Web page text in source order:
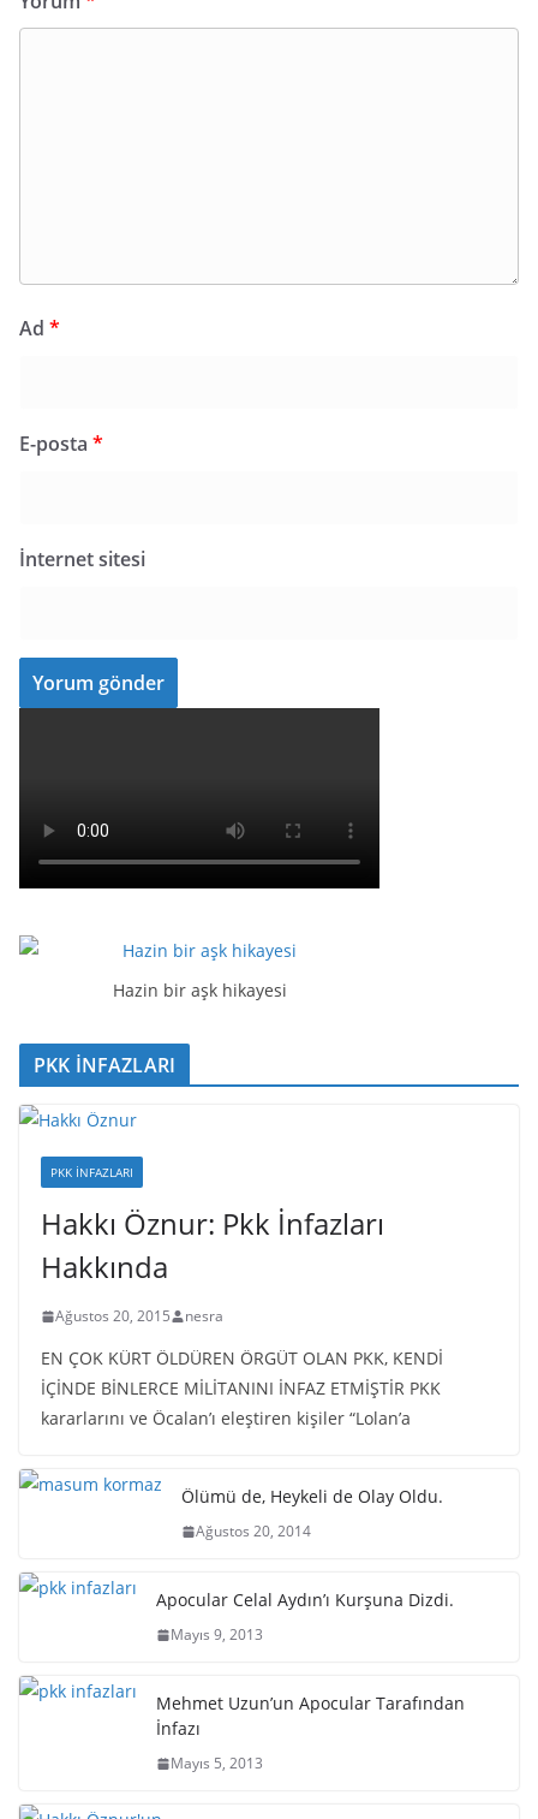
Ad *
E-posta *
İnternet sitesi
Hazin bir aşk hikayesi
PKK İNFAZLARI
PKK İNFAZLARI
Hakkı Öznur: Pkk İnfazları
Hakkında
Ağustos 20, 2015 nesra
EN ÇOK KÜRT ÖLDÜREN ÖRGÜT OLAN PKK, KENDİ
İÇİNDE BİNLERCE MİLİTANINI İNFAZ ETMİŞTİR PKK
kararlarını ve Öcalan’ı eleştiren kişiler “Lolan’a
Ölümü de, Heykeli de Olay Oldu.
Ağustos 20, 2014
Apocular Celal Aydın’ı Kurşuna Dizdi.
Mayıs 9, 2013
Mehmet Uzun’un Apocular Tarafından
İnfazı
Mayıs 5, 2013